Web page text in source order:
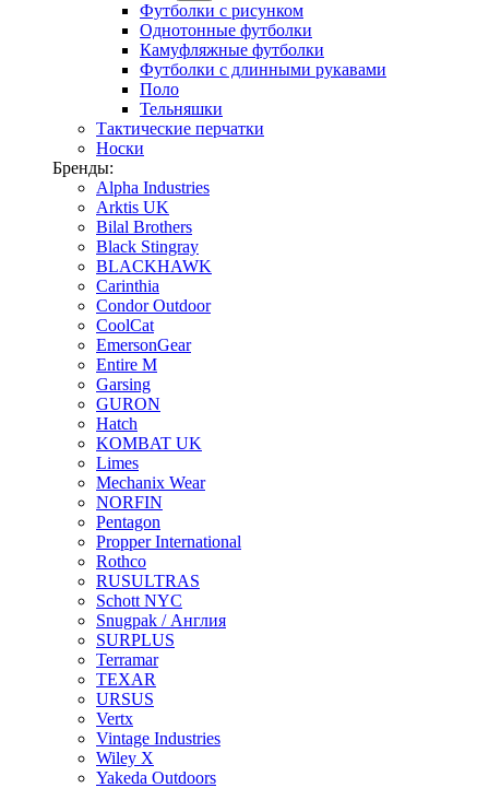
Футболки с рисунком
Однотонные футболки
Камуфляжные футболки
Футболки с длинными рукавами
Поло
Тельняшки
Тактические перчатки
Носки
Бренды:
Alpha Industries
Arktis UK
Bilal Brothers
Black Stingray
BLACKHAWK
Carinthia
Condor Outdoor
CoolCat
EmersonGear
Entire M
Garsing
GURON
Hatch
KOMBAT UK
Limes
Mechanix Wear
NORFIN
Pentagon
Propper International
Rothco
RUSULTRAS
Schott NYC
Snugpak / Англия
SURPLUS
Terramar
TEXAR
URSUS
Vertx
Vintage Industries
Wiley X
Yakeda Outdoors